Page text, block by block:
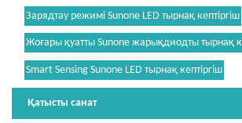
Зарядтау режимі Sunone LED тырнақ кептіргіш
Жоғары қуатты Sunone жарықдиодты тырнақ
Smart Sensing Sunone LED тырнақ кептіргіш
Қатысты санат